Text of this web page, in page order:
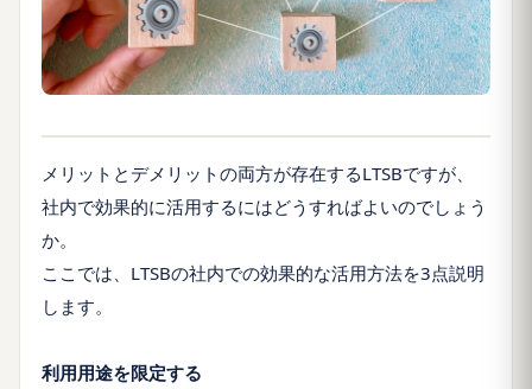
メリットとデメリットの両方が存在するLTSBですが、
社内で効果的に活用するにはどうすればよいのでしょう
か。
ここでは、LTSBの社内での効果的な活用方法を3点説明
します。
利用用途を限定する